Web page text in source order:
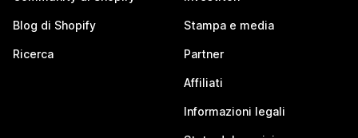
Blog di Shopify
Ricerca
Stampa e media
Partner
Affiliati
Informazioni legali